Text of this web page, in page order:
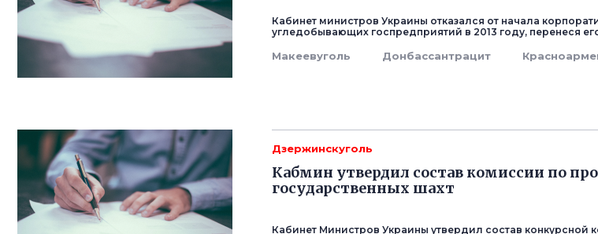
Кабинет министров Украины отказался от начала
угледобывающих госпредприятий в 2013 году, перенеся
Макеевуголь Донбассантрацит
Дзержинскуголь
Кабмин утвердил состав комиссии по
государственных шахт
Кабинет Министров Украины утвердил состав конкурсной